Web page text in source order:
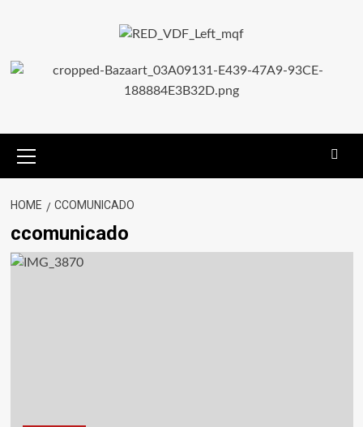
HOME CCOMUNICADO
ccomunicado